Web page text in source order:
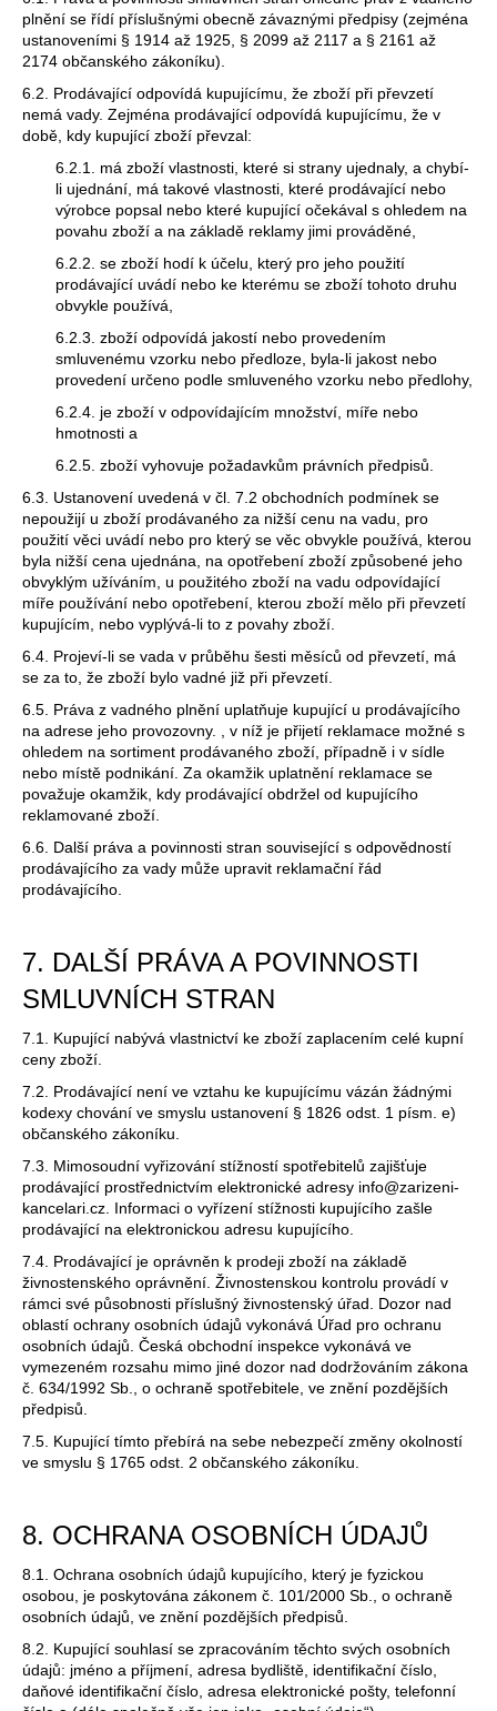
plnění se řídí příslušnými obecně závaznými předpisy (zejména
ustanoveními § 1914 až 1925, § 2099 až 2117 a § 2161 až
2174 občanského zákoníku).
6.2. Prodávající odpovídá kupujícímu, že zboží při převzetí
nemá vady. Zejména prodávající odpovídá kupujícímu, že v
době, kdy kupující zboží převzal:
6.2.1. má zboží vlastnosti, které si strany ujednaly, a chybí-
li ujednání, má takové vlastnosti, které prodávající nebo
výrobce popsal nebo které kupující očekával s ohledem na
povahu zboží a na základě reklamy jimi prováděné,
6.2.2. se zboží hodí k účelu, který pro jeho použití
prodávající uvádí nebo ke kterému se zboží tohoto druhu
obvykle používá,
6.2.3. zboží odpovídá jakostí nebo provedením
smluvenému vzorku nebo předloze, byla-li jakost nebo
provedení určeno podle smluveného vzorku nebo předlohy,
6.2.4. je zboží v odpovídajícím množství, míře nebo
hmotnosti a
6.2.5. zboží vyhovuje požadavkům právních předpisů.
6.3. Ustanovení uvedená v čl. 7.2 obchodních podmínek se
nepoužijí u zboží prodávaného za nižší cenu na vadu, pro
použití věci uvádí nebo pro který se věc obvykle používá, kterou
byla nižší cena ujednána, na opotřebení zboží způsobené jeho
obvyklým užíváním, u použitého zboží na vadu odpovídající
míře používání nebo opotřebení, kterou zboží mělo při převzetí
kupujícím, nebo vyplývá-li to z povahy zboží.
6.4. Projeví-li se vada v průběhu šesti měsíců od převzetí, má
se za to, že zboží bylo vadné již při převzetí.
6.5. Práva z vadného plnění uplatňuje kupující u prodávajícího
na adrese jeho provozovny. , v níž je přijetí reklamace možné s
ohledem na sortiment prodávaného zboží, případně i v sídle
nebo místě podnikání. Za okamžik uplatnění reklamace se
považuje okamžik, kdy prodávající obdržel od kupujícího
reklamované zboží.
6.6. Další práva a povinnosti stran související s odpovědností
prodávajícího za vady může upravit reklamační řád
prodávajícího.
7. DALŠÍ PRÁVA A POVINNOSTI
SMLUVNÍCH STRAN
7.1. Kupující nabývá vlastnictví ke zboží zaplacením celé kupní
ceny zboží.
7.2. Prodávající není ve vztahu ke kupujícímu vázán žádnými
kodexy chování ve smyslu ustanovení § 1826 odst. 1 písm. e)
občanského zákoníku.
7.3. Mimosoudní vyřizování stížností spotřebitelů zajišťuje
prodávající prostřednictvím elektronické adresy info@zarizeni-
kancelari.cz. Informaci o vyřízení stížnosti kupujícího zašle
prodávající na elektronickou adresu kupujícího.
7.4. Prodávající je oprávněn k prodeji zboží na základě
živnostenského oprávnění. Živnostenskou kontrolu provádí v
rámci své působnosti příslušný živnostenský úřad. Dozor nad
oblastí ochrany osobních údajů vykonává Úřad pro ochranu
osobních údajů. Česká obchodní inspekce vykonává ve
vymezeném rozsahu mimo jiné dozor nad dodržováním zákona
č. 634/1992 Sb., o ochraně spotřebitele, ve znění pozdějších
předpisů.
7.5. Kupující tímto přebírá na sebe nebezpečí změny okolností
ve smyslu § 1765 odst. 2 občanského zákoníku.
8. OCHRANA OSOBNÍCH ÚDAJŮ
8.1. Ochrana osobních údajů kupujícího, který je fyzickou
osobou, je poskytována zákonem č. 101/2000 Sb., o ochraně
osobních údajů, ve znění pozdějších předpisů.
8.2. Kupující souhlasí se zpracováním těchto svých osobních
údajů: jméno a příjmení, adresa bydliště, identifikační číslo,
daňové identifikační číslo, adresa elektronické pošty, telefonní